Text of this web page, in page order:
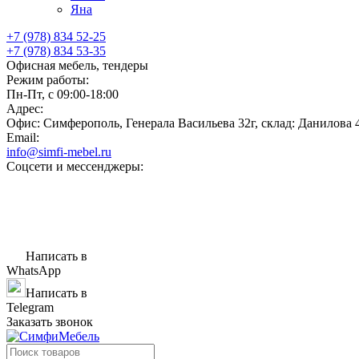
Яна
+7 (978) 834 52-25
+7 (978) 834 53-35
Офисная мебель, тендеры
Режим работы:
Пн-Пт, с 09:00-18:00
Адрес:
Офис: Симферополь, Генерала Васильева 32г, склад: Данилова
Email:
info@simfi-mebel.ru
Соцсети и мессенджеры:
Написать в
WhatsApp
Написать в
Telegram
Заказать звонок